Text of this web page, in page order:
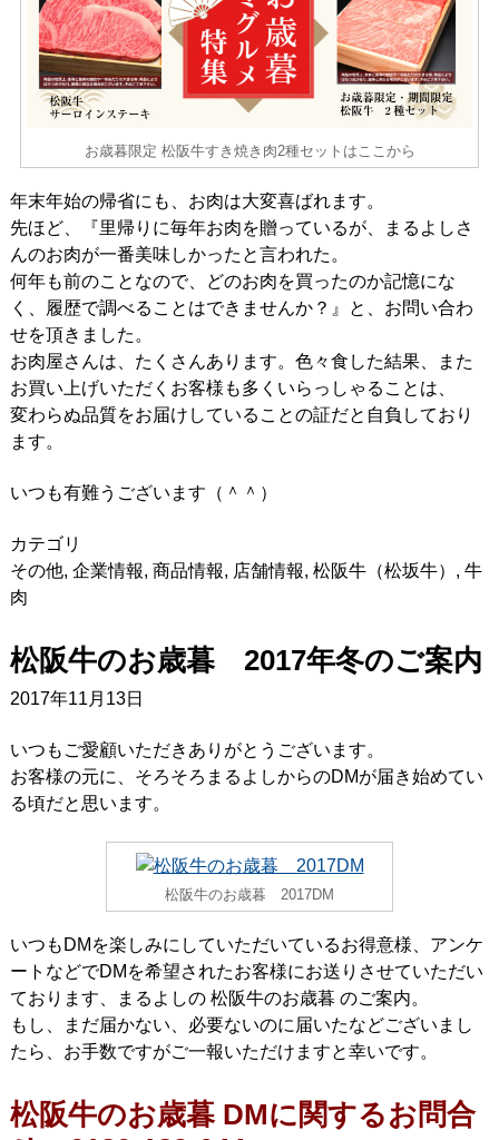
お歳暮限定 松阪牛すき焼き肉2種セットはここから
年末年始の帰省にも、お肉は大変喜ばれます。
先ほど、『里帰りに毎年お肉を贈っているが、まるよしさ
んのお肉が一番美味しかったと言われた。
何年も前のことなので、どのお肉を買ったのか記憶にな
く、履歴で調べることはできませんか？』と、お問い合わ
せを頂きました。
お肉屋さんは、たくさんあります。色々食した結果、また
お買い上げいただくお客様も多くいらっしゃることは、
変わらぬ品質をお届けしていることの証だと自負しており
ます。
いつも有難うございます（＾＾）
カテゴリ
その他, 企業情報, 商品情報, 店舗情報, 松阪牛（松坂牛） , 牛
肉
松阪牛のお歳暮 2017年冬のご案内
2017年11月13日
いつもご愛顧いただきありがとうございます。
お客様の元に、そろそろまるよしからのDMが届き始めてい
る頃だと思います。
松阪牛のお歳暮 2017DM
いつもDMを楽しみにしていただいているお得意様、アンケ
ートなどでDMを希望されたお客様にお送りさせていただい
ております、まるよしの 松阪牛のお歳暮 のご案内。
もし、まだ届かない、必要ないのに届いたなどございまし
たら、お手数ですがご一報いただけますと幸いです。
松阪牛のお歳暮 DMに関するお問合